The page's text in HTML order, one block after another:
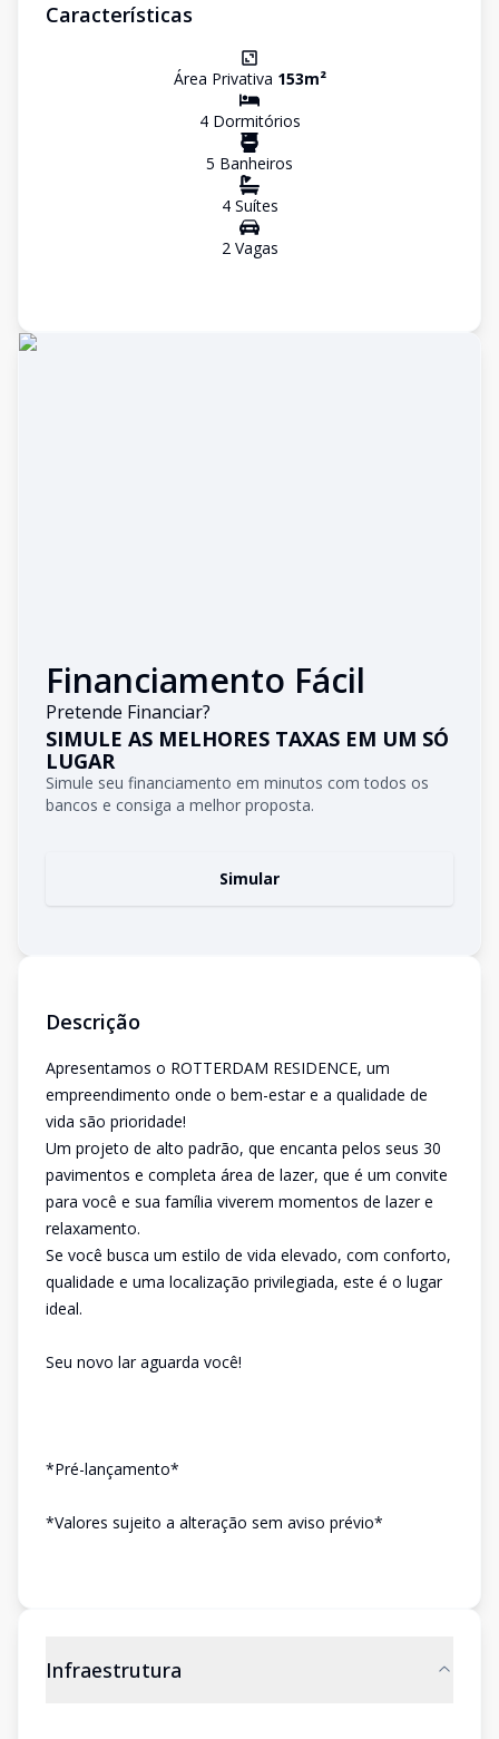
Características
Área Privativa 153m²
4Dormitórios
5 Banheiros
4Suítes
2Vagas
Financiamento Fácil
Pretende Financiar?
SIMULE AS MELHORES TAXAS EM UM SÓ
LUGAR
Simule seu financiamento em minutos com todos os
bancos e consiga a melhor proposta.
Simular
Descrição
Apresentamos o ROTTERDAM RESIDENCE, um
empreendimento onde o bem-estar e a qualidade de
vida são prioridade!
Um projeto de alto padrão, que encanta pelos seus 30
pavimentos e completa área de lazer, que é um convite
para você e sua família viverem momentos de lazer e
relaxamento.
Se você busca um estilo de vida elevado, com conforto,
qualidade e uma localização privilegiada, este é o lugar
ideal.
Seu novo lar aguarda você!
*Pré-lançamento*
*Valores sujeito a alteração sem aviso prévio*
Infraestrutura